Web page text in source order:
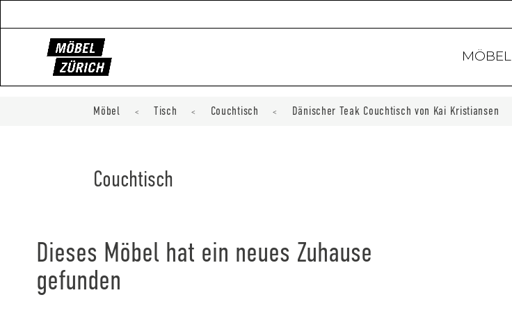
MÖBEL
Möbel < Tisch < Couchtisch < Dänischer Teak Couchtisch von Kai Kristiansen
Couchtisch
Dieses Möbel hat ein neues Zuhause
gefunden